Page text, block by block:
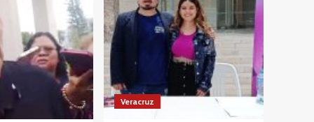
Veracruz